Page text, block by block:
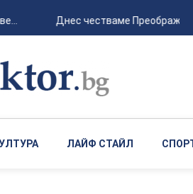
Днес честваме
ЛАЙФ СТАЙЛ